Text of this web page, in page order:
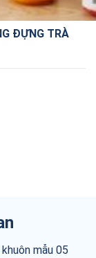
ĐỰNG TRÀ